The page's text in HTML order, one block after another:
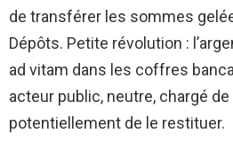
de transférer les sommes
Dépôts. Petite révolution :
ad vitam dans les coffres
acteur public, neutre, chargé
potentiellement de le restituer.